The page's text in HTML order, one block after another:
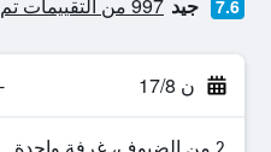
7.6
ن 17/8 -